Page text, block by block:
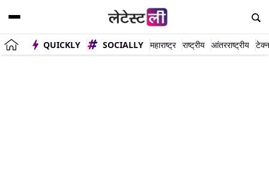
QUICKLY SOCIALLY महाराष्ट्र राष्ट्रीय आंतरराष्ट्रीय